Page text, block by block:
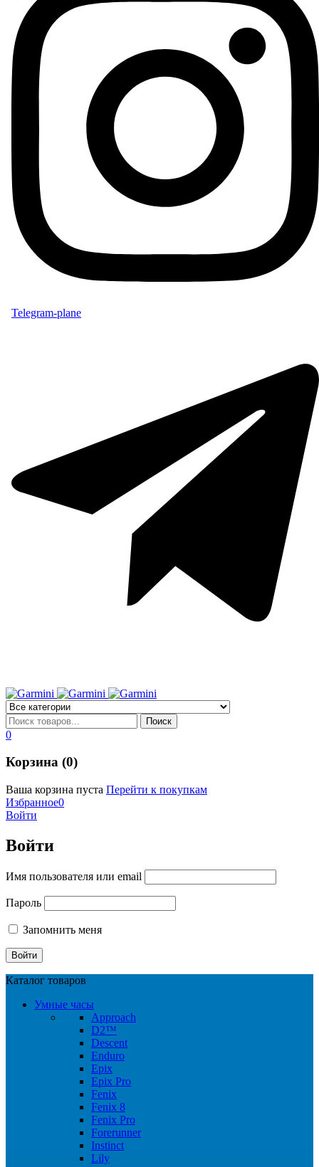
Telegram-plane
0
Корзина (0)
Ваша корзина пуста Перейти к покупкам
Избранное0
Войти
Войти
Имя пользователя или email
Пароль
Запомнить меня
Каталог товаров
Умные часы
Approach
D2™
Descent
Enduro
Epix
Epix Pro
Fenix
Fenix 8
Fenix Pro
Forerunner
Instinct
Lily